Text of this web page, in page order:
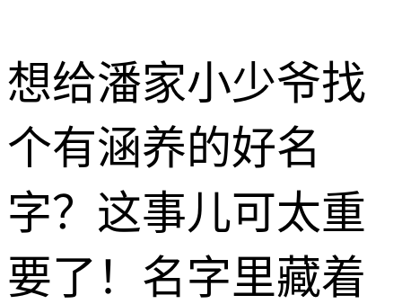
想给潘家小少爷找
个有涵养的好名
字？这事儿可太重
要了！名字里藏着